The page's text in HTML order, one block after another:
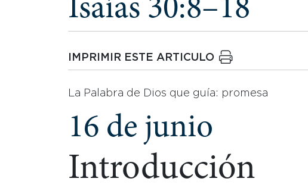
Isaías 30:8–18
IMPRIMIR ESTE ARTICULO
La Palabra de Dios que guía: promesa
16 de junio
Introducción